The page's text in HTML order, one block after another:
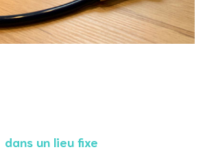
dans un lieu fixe